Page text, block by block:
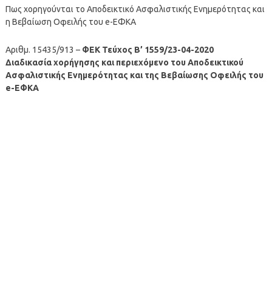
Πως χορηγούνται το Αποδεικτικό Ασφαλιστικής Ενημερότητας και
η Βεβαίωση Οφειλής του e-ΕΦΚΑ
Αριθμ. 15435/913 – ΦΕΚ Τεύχος Β’ 1559/23-04-2020
Διαδικασία χορήγησης και περιεχόμενο του Αποδεικτικού
Ασφαλιστικής Ενημερότητας και της Βεβαίωσης Οφειλής του
e-ΕΦΚΑ